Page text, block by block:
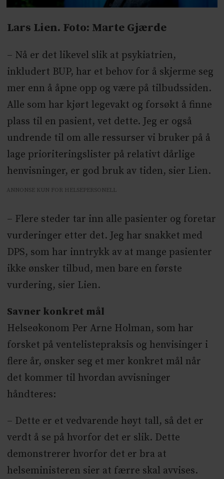
Lars Lien. Foto: Marte Gjærde
– Nå er det likevel slik at psykiatrien,
inkludert BUP, har et behov for å skjerme seg
mer enn å åpne opp og være på tilbudssiden.
Alle som har kjørt legevakt og forsøkt å finne
plass til en pasient, vet dette. Jeg er også
undrende til om alle ressurser vi bruker på å
lage prioriteringslister på relativt dårlige
henvisninger, er god bruk av tiden, sier Lien.
ANNONSE KUN FOR HELSEPERSONELL
– Flere steder tar inn alle pasienter og foretar
vurderinger etter det. Jeg har snakket med
DPS, som har inntrykk av at mange pasienter
ikke ønsker tilbud, men bare en første
vurdering, sier Lien.
Savner konkret mål
Helseøkonom Per Arne Holman, som har
forsket på ventelistepraksis og henvisinger i
flere år, ønsker seg et mer konkret mål når
det kommer til hvordan avvisninger
håndteres:
– Dette er et vedvarende høyt tall, så det er
verdt å se på hvorfor det er slik. Dette
demonstrerer hvorfor det er bra at
helseministeren sier at færre skal avvises.